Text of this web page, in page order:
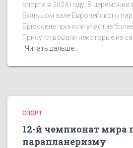
спорта в 2024 году. В церемонии
Большом зале Европейского
Брюсселе приняли участие
Присутствовали некоторые из
Читать дальше…
СПОРТ
12-й чемпионат мира
парапланеризму